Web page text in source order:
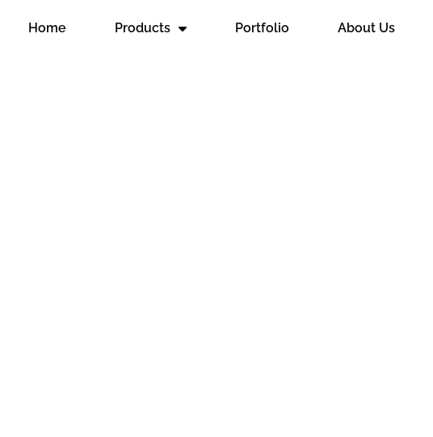
Home Products Portfolio About Us